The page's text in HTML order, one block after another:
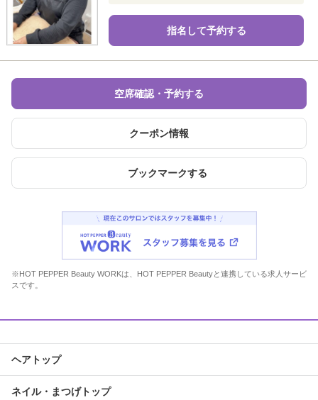
指名して予約する
空席確認・予約する
クーポン情報
ブックマークする
※HOT PEPPER Beauty WORKは、HOT PEPPER Beautyと連携している求人サービ
スです。
ヘアトップ
ネイル・まつげトップ